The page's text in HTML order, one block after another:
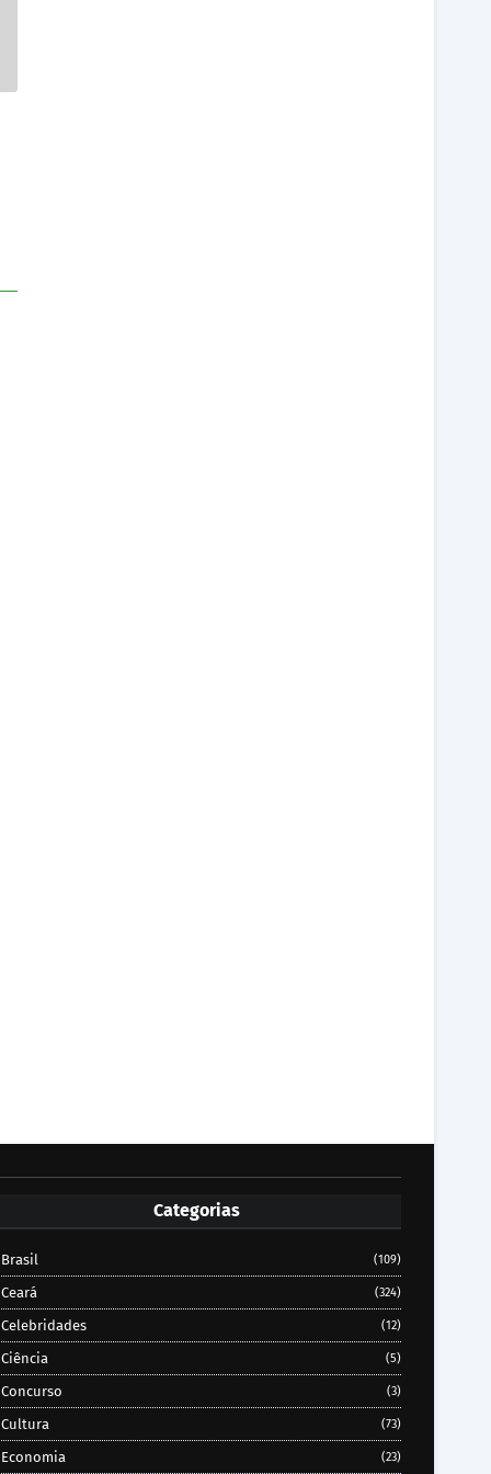
Categorias
Brasil (109)
Ceará (324)
Celebridades (12)
Ciência (5)
Concurso (3)
Cultura (73)
Economia (23)